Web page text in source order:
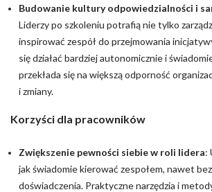
Budowanie kultury odpowiedzialności i
Liderzy po szkoleniu potrafią nie tylko
inspirować zespół do przejmowania
się działać bardziej autonomicznie i
przekłada się na większą odporność
i zmiany.
Korzyści dla pracowników
Zwiększenie pewności siebie w roli lidera:
jak świadomie kierować zespołem, nawet
doświadczenia. Praktyczne narzędzia i